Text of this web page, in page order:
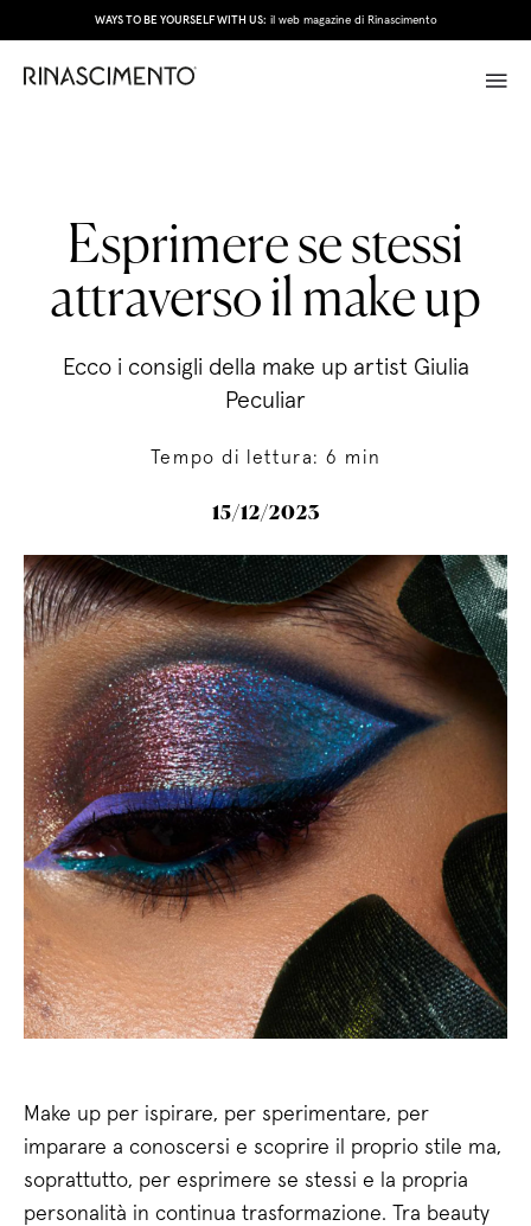
WAYS TO BE YOURSELF WITH US: il web magazine di Rinascimento
Esprimere se stessi
attraverso il make up
Ecco i consigli della make up artist Giulia
Peculiar
Tempo di lettura: 6 min
15/12/2023
Make up per ispirare, per sperimentare, per
imparare a conoscersi e scoprire il proprio stile ma,
soprattutto, per esprimere se stessi e la propria
personalità in continua trasformazione. Tra beauty